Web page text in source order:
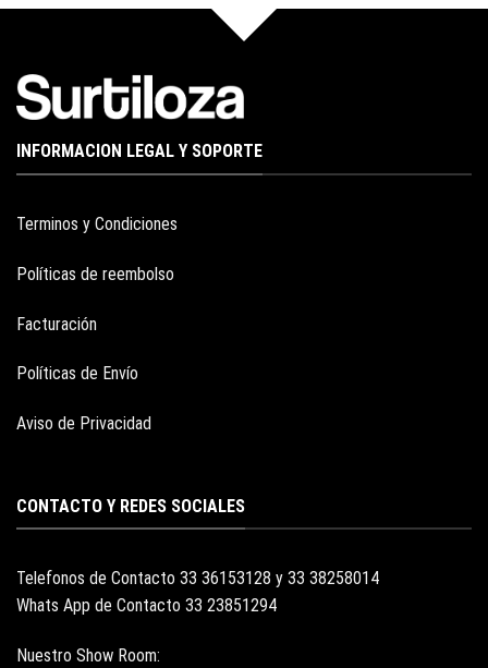
INFORMACION LEGAL Y SOPORTE
Terminos y Condiciones
Políticas de reembolso
Facturación
Políticas de Envío
Aviso de Privacidad
CONTACTO Y REDES SOCIALES
Telefonos de Contacto 33 36153128 y 33 38258014
Whats App de Contacto 33 23851294
Nuestro Show Room: